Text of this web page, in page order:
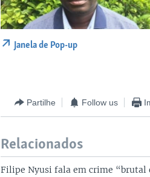
Janela de Pop-up
Partilhe Follow us
Relacionados
Filipe Nyusi fala em crime “brutal